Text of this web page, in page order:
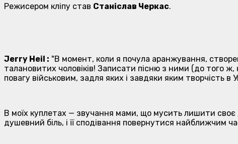
Режисером кліпу став Станіслав Черкас.
Jerry Heil : "В момент, коли я почула аранжування,
талановитих чоловіків! Записати пісню з ними (до того
повагу військовим, задля яких і завдяки яким творчість в
В моїх куплетах — звучання мами, що мусить лишити
душевний біль, і її сподівання повернутися найближчим